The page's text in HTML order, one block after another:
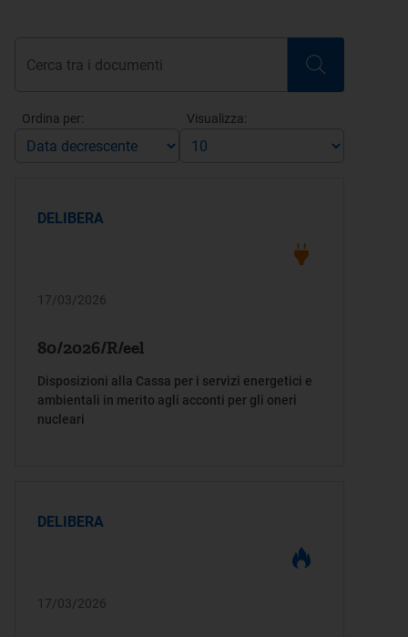
Ordina per: Visualizza:
DELIBERA
17/03/2026
80/2026/R/eel
Disposizioni alla Cassa per i servizi energetici e
ambientali in merito agli acconti per gli oneri
nucleari
DELIBERA
17/03/2026